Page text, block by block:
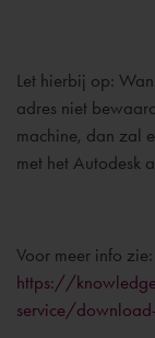
Let hierbij op:
adres niet
machine, dan zal
met het Autodesk
Voor meer info zie:
https://
service/